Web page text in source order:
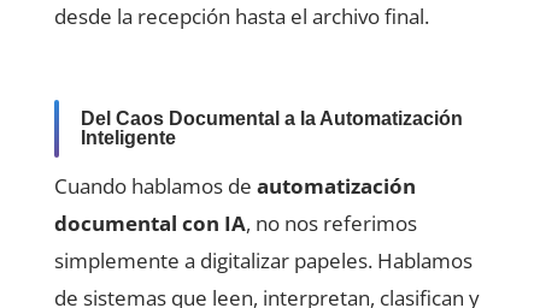
desde la recepción hasta el archivo final.
Del Caos Documental a la Automatización
Inteligente
Cuando hablamos de automatización
documental con IA, no nos referimos
simplemente a digitalizar papeles. Hablamos
de sistemas que leen, interpretan, clasifican y